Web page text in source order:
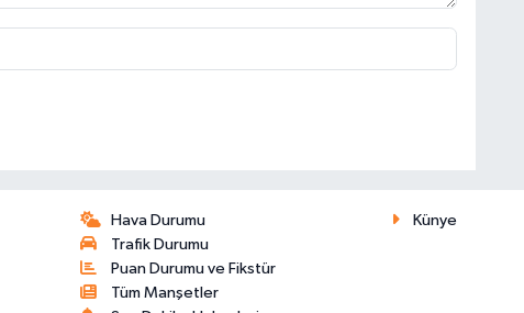
Hava Durumu
Trafik Durumu
Puan Durumu ve Fikstür
Tüm Manşetler
Künye